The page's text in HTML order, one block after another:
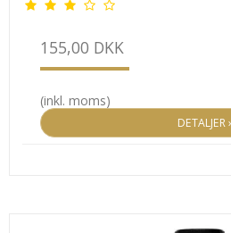
155,00 DKK
(inkl. moms)
DETALJER